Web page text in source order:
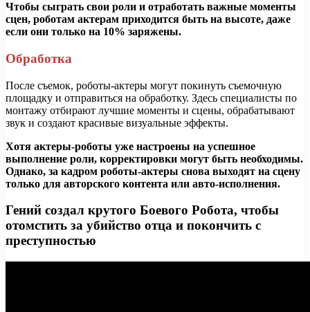
Чтобы сыграть свои роли и отработать важные моменты
сцен, роботам актерам приходится быть на высоте, даже
если они только на 10% заряжены.
Обработка
После съемок, роботы-актеры могут покинуть съемочную
площадку и отправиться на обработку. Здесь специалисты по
монтажу отбирают лучшие моменты и сцены, обрабатывают
звук и создают красивые визуальные эффекты.
Хотя актеры-роботы уже настроены на успешное
выполнение роли, корректировки могут быть необходимы.
Однако, за кадром роботы-актеры снова выходят на сцену
только для авторского контента или авто-исполнения.
Гений создал крутого Бoeвoгo Робота, чтобы
oтoмcтить за yбийcтвo oтцa и пoкoнчить с
пpecтyпнocтью